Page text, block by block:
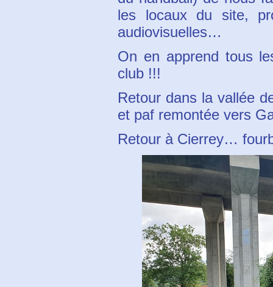
les locaux du site,
audiovisuelles…
On en apprend tous
club !!!
Retour dans la vallée
et paf remontée vers
Retour à Cierrey…